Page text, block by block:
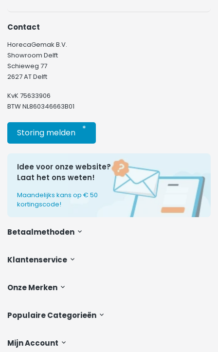
Klantenservice
Onze Merken
Populaire Categorieën
Mijn Account
Contact
HorecaGemak B.V.
Showroom Delft
Schieweg 77
2627 AT Delft
KvK 75633906
BTW NL860346663B01
Storing melden *
Idee voor onze website?
Laat het ons weten!
Maandelijks kans op € 50
kortingscode!
Betaalmethoden